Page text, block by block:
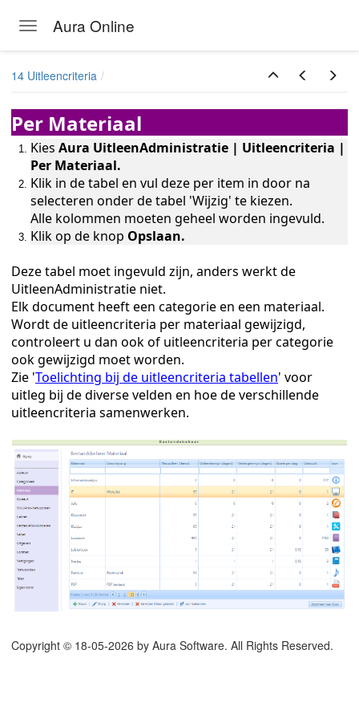
Toggle navigation
Aura Online
14 Uitleencriteria
Per Materiaal
Kies Aura UitleenAdministratie | Uitleencriteria |
Per Materiaal.
Klik in de tabel en vul deze per item in door na
selecteren onder de tabel 'Wijzig' te kiezen.
Alle kolommen moeten geheel worden ingevuld.
Klik op de knop Opslaan.
Deze tabel moet ingevuld zijn, anders werkt de
UitleenAdministratie niet.
Elk document heeft een categorie en een materiaal.
Wordt de uitleencriteria per materiaal gewijzigd,
controleert u dan ook of uitleencriteria per categorie
ook gewijzigd moet worden.
Zie 'Toelichting bij de uitleencriteria tabellen' voor
uitleg bij de diverse velden en hoe de verschillende
uitleencriteria samenwerken.
Copyright © 18-05-2026 by Aura Software. All Rights Reserved.